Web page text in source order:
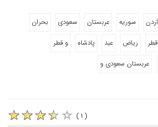
اردن سوریه عربستان سعودی
بحران
قطر ریاض عبد پادشاه
و قطر
عربستان سعودی و
( ۱ )